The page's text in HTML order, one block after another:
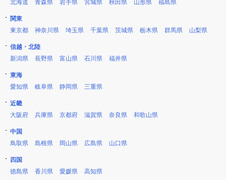
北海道
青森県 岩手県 宮城県 秋田県 山形県 福島県
関東
東京都
神奈川県 埼玉県 千葉県 茨城県 栃木県 群馬県 山梨県
信越・北陸
新潟県
長野県 富山県 石川県 福井県
東海
愛知県
岐阜県 静岡県 三重県
近畿
大阪府
兵庫県 京都府 滋賀県 奈良県 和歌山県
中国
鳥取県
島根県 岡山県 広島県 山口県
四国
徳島県
香川県 愛媛県 高知県